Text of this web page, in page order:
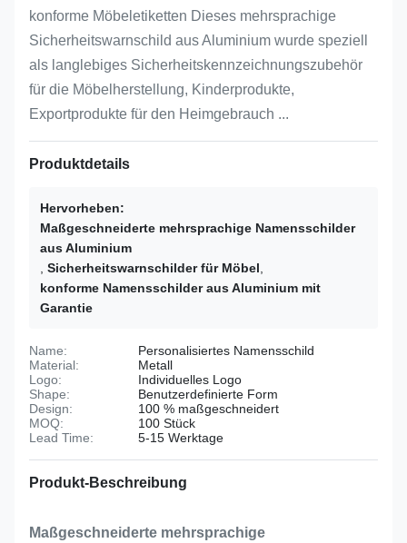
konforme Möbeletiketten Dieses mehrsprachige
Sicherheitswarnschild aus Aluminium wurde speziell
als langlebiges Sicherheitskennzeichnungszubehör
für die Möbelherstellung, Kinderprodukte,
Exportprodukte für den Heimgebrauch ...
Produktdetails
Hervorheben:
Maßgeschneiderte mehrsprachige Namensschilder
aus Aluminium
Sicherheitswarnschilder für Möbel
konforme Namensschilder aus Aluminium mit
Garantie
Name:
Personalisiertes Namensschild
Material:
Metall
Logo:
Individuelles Logo
Shape:
Benutzerdefinierte Form
Design:
100 % maßgeschneidert
MOQ:
100 Stück
Lead Time:
5-15 Werktage
Produkt-Beschreibung
Maßgeschneiderte mehrsprachige